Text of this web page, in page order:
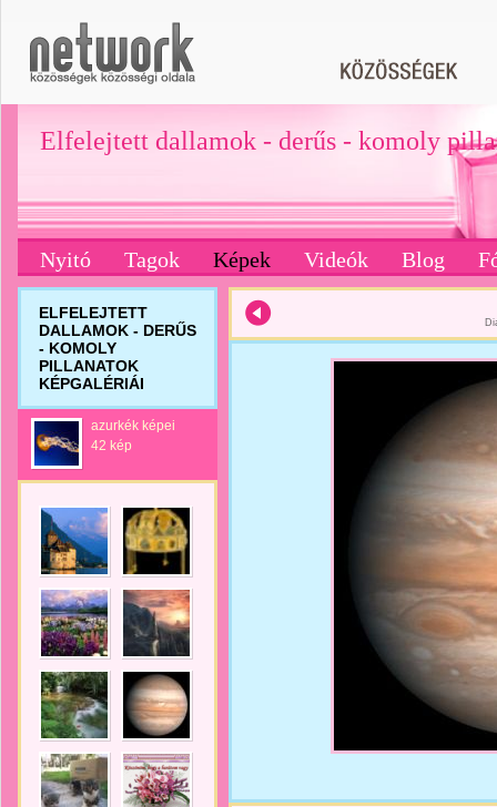
Elfelejtett dallamok - derűs - komoly
Nyitó Tagok Képek Videók Blog
ELFELEJTETT
DALLAMOK - DERŰS
- KOMOLY
PILLANATOK
KÉPGALÉRIÁI
azurkék képei
42 kép